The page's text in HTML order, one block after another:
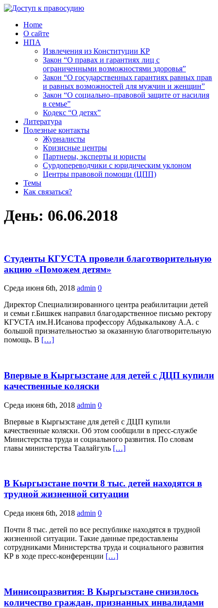
Home
О сайте
НПА
Извлечения из Конституции КР
Закон “О правах и гарантиях лиц с
ограниченными возможностями здоровья”
Закон “О государственных гарантиях равных прав
и равных возможностей для мужчин и женщин”
Закон “О социально–правовой защите от насилия
в семье”
Кодекс “О детях”
Литература
Полезные контакты
Журналисты
Кризисные центры
Партнеры, эксперты и юристы
Сурдопереводчики с юридическим уклоном
Центры правовой помощи (ЦПП)
Темы
Как связаться?
День: 06.06.2018
Студенты КГУСТА провели благотворительную
акцию «Поможем детям»
Среда июня 6th, 2018 admin 0
Директор Специализированного центра реабилитации детей
и семьи г.Бишкек направил благодарственное письмо ректору
КГУСТА им.Н.Исанова профессору Абдыкалыкову А.А. с
большой признательностью за оказанную благотворительную
помощь. В […]
Впервые в Кыргызстане для детей с ДЦП купили
качественные коляски
Среда июня 6th, 2018 admin 0
Впервые в Кыргызстане для детей с ДЦП купили
качественные коляски. Об этом сообщили в пресс-службе
Министерства труда и социального развития. По словам
главы министерства Таалайгуль […]
В Кыргызстане почти 8 тыс. детей находятся в
трудной жизненной ситуации
Среда июня 6th, 2018 admin 0
Почти 8 тыс. детей по все республике находятся в трудной
жизненной ситуации. Такие данные предоставлены
сотрудниками Министерства труда и социального развития
КР в ходе пресс-конференции […]
Минисоцразвития: В Кыргызстане снизилось
количество граждан, признанных инвалидами